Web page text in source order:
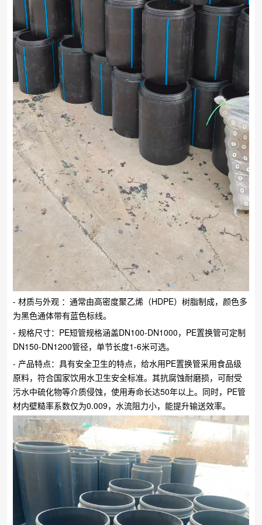
- 材质与外观 ：通常由高密度聚乙烯（HDPE）树脂制成，颜色多
为黑色通体带有蓝色标线。
- 规格尺寸：PE短管规格涵盖DN100-DN1000，PE置换管可定制
DN150-DN1200管径，单节长度1-6米可选。
- 产品特点：具有安全卫生的特点，给水用PE置换管采用食品级
原料，符合国家饮用水卫生安全标准。其抗腐蚀耐磨损，可耐受
污水中硫化物等介质侵蚀，使用寿命长达50年以上。同时，PE管
材内壁糙率系数仅为0.009，水流阻力小，能提升输送效率。